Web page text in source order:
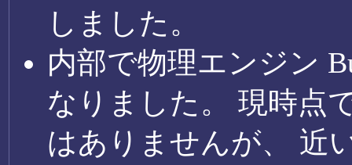
しました。
内部で物理エンジン
なりました。 現時点
はありませんが、 近